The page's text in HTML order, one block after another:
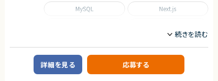
CTO/VPoE/テックリード
インフラエンジニア/SRE
MySQL Next.js
詳細を見る 応募する